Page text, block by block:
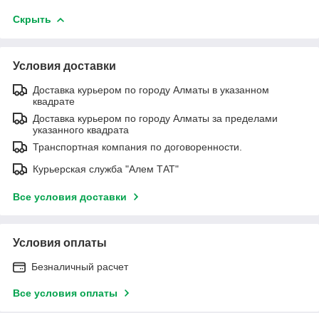
Скрыть
Условия доставки
Доставка курьером по городу Алматы в указанном
квадрате
Доставка курьером по городу Алматы за пределами
указанного квадрата
Транспортная компания по договоренности.
Курьерская служба "Алем ТАТ"
Все условия доставки
Условия оплаты
Безналичный расчет
Все условия оплаты